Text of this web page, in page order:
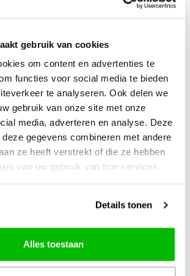
gebruik van cookies
om content en advertenties te
functies voor social media te bieden
te analyseren. Ook delen we
gebruik van onze site met onze
media, adverteren en analyse. Deze
gegevens combineren met andere
ze heeft verstrekt of die ze hebben
van uw gebruik van hun services.
Details tonen
Alles toestaan
23 cm
Stoffenschaar 14
cm
Goed en goedkope
stoffenschaar